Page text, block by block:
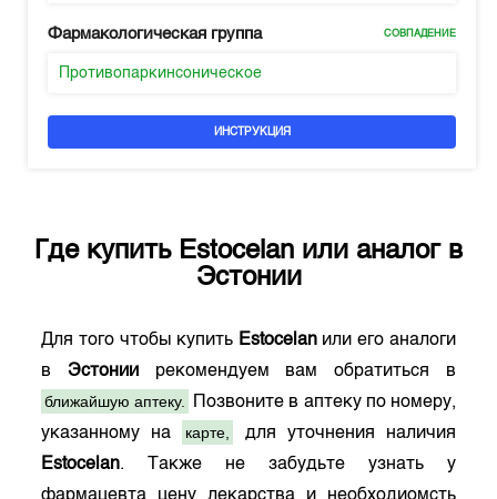
Фармакологическая группа СОВПАДЕНИЕ
Противопаркинсоническое
ИНСТРУКЦИЯ
Где купить Estocelan или аналог в
Эстонии
Для того чтобы купить Estocelanили его аналоги
вЭстонии рекомендуем вам обратиться в
ближайшую аптеку.
Позвоните в аптеку по номеру,
указанному на
карте,
для уточнения наличия
Estocelan. Также не забудьте узнать у